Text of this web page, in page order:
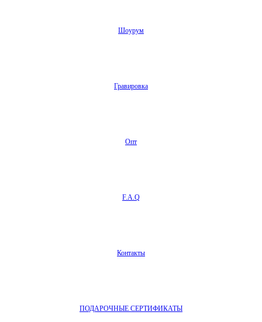
Шоурум
Гравировка
Опт
F.A.Q
Контакты
ПОДАРОЧНЫЕ СЕРТИФИКАТЫ